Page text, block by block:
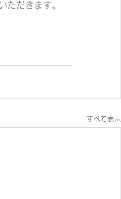
だきます。
すべて表示